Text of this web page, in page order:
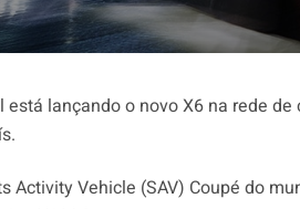
está lançando o novo X6 na rede
Activity Vehicle (SAV) Coupé do